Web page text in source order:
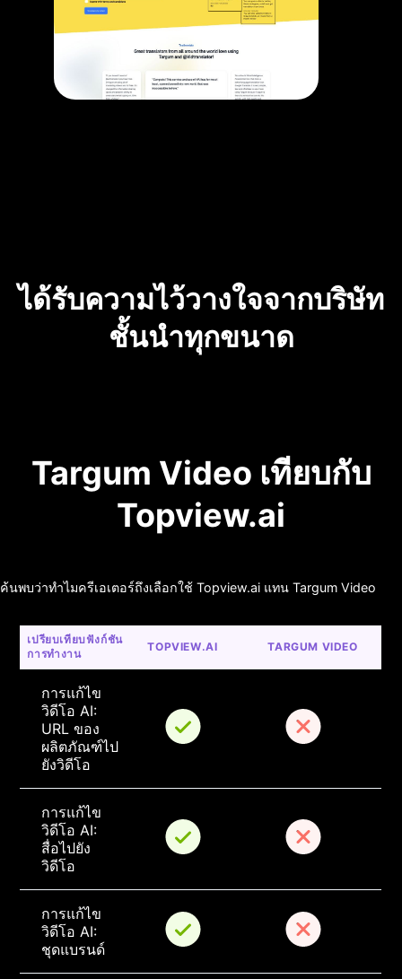
ได้รับความไว้วางใจจากบริษัท
ชั้นนำทุกขนาด
Targum Video เทียบกับ
Topview.ai
ค้นพบว่าทำไมครีเอเตอร์ถึงเลือกใช้ Topview.ai แทน Targum Video
เปรียบเทียบฟังก์ชัน
การทำงาน
TOPVIEW.AI TARGUM VIDEO
การแก้ไข
วิดีโอ AI:
URL ของ
ผลิตภัณฑ์ไป
ยังวิดีโอ
การแก้ไข
วิดีโอ AI:
สื่อไปยัง
วิดีโอ
การแก้ไข
วิดีโอ AI:
ชุดแบรนด์